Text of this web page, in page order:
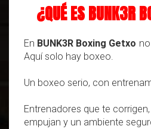
¿QUÉ ES BUNK3R
En BUNK3R Boxing Getxo
Aquí solo hay boxeo.
Un boxeo serio, con
Entrenadores que te
empujan y un ambiente